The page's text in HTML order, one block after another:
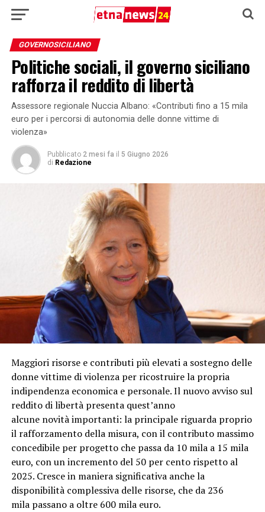
GOVERNOSICILIANO
Politiche sociali, il governo siciliano
rafforza il reddito di libertà
Assessore regionale Nuccia Albano: «Contributi fino a 15 mila
euro per i percorsi di autonomia delle donne vittime di
violenza»
Pubblicato 2 mesi fa il 5 Giugno 2026
di Redazione
Maggiori risorse e contributi più elevati a sostegno delle
donne vittime di violenza per ricostruire la propria
indipendenza economica e personale. Il nuovo avviso sul
reddito di libertà presenta quest’anno
alcune novità importanti: la principale riguarda proprio
il rafforzamento della misura, con il contributo massimo
concedibile per progetto che passa da 10 mila a 15 mila
euro, con un incremento del 50 per cento rispetto al
2025. Cresce in maniera significativa anche la
disponibilità complessiva delle risorse, che da 236
mila passano a oltre 600 mila euro.